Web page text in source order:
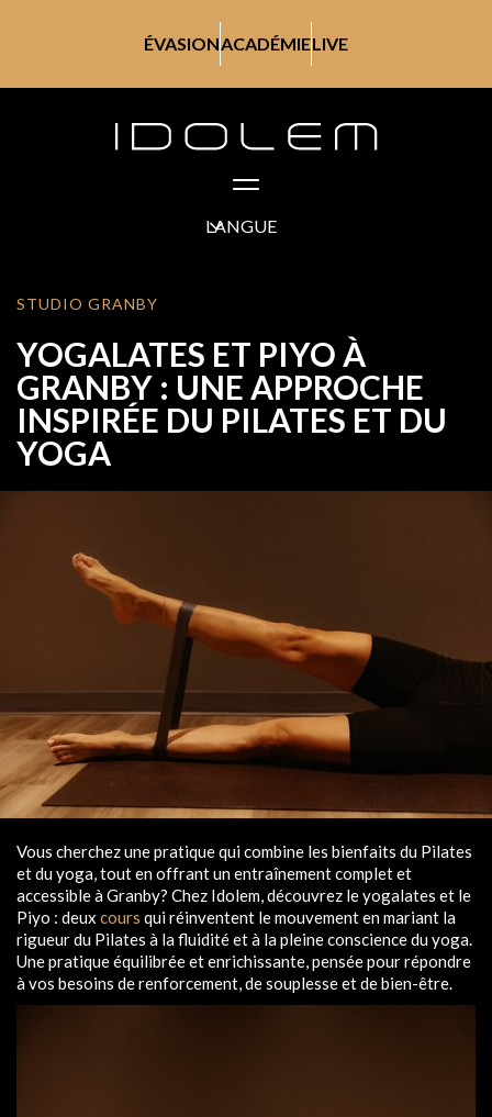
ÉVASIONACADÉMIELIVE
LANGUE
STUDIO GRANBY
YOGALATES ET PIYO À
GRANBY : UNE APPROCHE
INSPIRÉE DU PILATES ET DU
YOGA
Vous cherchez une pratique qui combine les bienfaits du Pilates
et du yoga, tout en offrant un entraînement complet et
accessible à Granby? Chez Idolem, découvrez le yogalates et le
Piyo : deux cours qui réinventent le mouvement en mariant la
rigueur du Pilates à la fluidité et à la pleine conscience du yoga.
Une pratique équilibrée et enrichissante, pensée pour répondre
à vos besoins de renforcement, de souplesse et de bien-être.